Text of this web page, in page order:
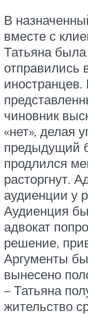
В
вместе с
Татьяна
отправились
иностранцев.
чиновник
«нет», делая
предыдущий
продлился
расторгнут.
аудиенции у
Аудиенция
адвокат
решение,
Аргументы
вынесено
– Татьяна
жительство